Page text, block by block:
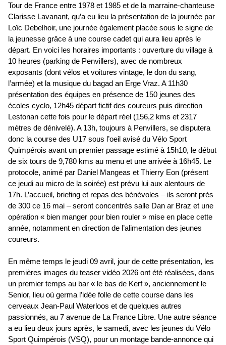
Tour de France entre 1978 et 1985 et de la marraine-chanteuse
Clarisse Lavanant, qu’a eu lieu la présentation de la journée par
Loïc Debelhoir, une journée également placée sous le signe de
la jeunesse grâce à une course cadet qui aura lieu après le
départ. En voici les horaires importants : ouverture du village à
10 heures (parking de Penvillers), avec de nombreux
exposants (dont vélos et voitures vintage, le don du sang,
l’armée) et la musique du bagad an Erge Vraz. A 11h30
présentation des équipes en présence de 150 jeunes des
écoles cyclo, 12h45 départ fictif des coureurs puis direction
Lestonan cette fois pour le départ réel (156,2 kms et 2317
mètres de dénivelé). A 13h, toujours à Penvillers, se disputera
donc la course des U17 sous l’oeil avisé du Vélo Sport
Quimpérois avant un premier passage estimé à 15h10, le début
de six tours de 9,780 kms au menu et une arrivée à 16h45. Le
protocole, animé par Daniel Mangeas et Thierry Eon (présent
ce jeudi au micro de la soirée) est prévu lui aux alentours de
17h. L’accueil, briefing et repas des bénévoles – ils seront près
de 300 ce 16 mai – seront concentrés salle Dan ar Braz et une
opération « bien manger pour bien rouler » mise en place cette
année, notamment en direction de l’alimentation des jeunes
coureurs.
En même temps le jeudi 09 avril, jour de cette présentation, les
premières images du teaser vidéo 2026 ont été réalisées, dans
un premier temps au bar « le bas de Kerf », anciennement le
Senior, lieu où germa l’idée folle de cette course dans les
cerveaux Jean-Paul Waterloos et de quelques autres
passionnés, au 7 avenue de La France Libre. Une autre séance
a eu lieu deux jours après, le samedi, avec les jeunes du Vélo
Sport Quimpérois (VSQ), pour un montage bande-annonce qui